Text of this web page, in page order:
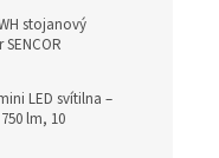
stojanový
LED svítilna –
lm, 10